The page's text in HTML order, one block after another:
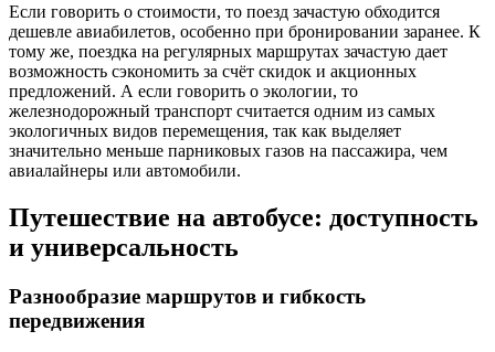
Если говорить о стоимости, то поезд зачастую обходится
дешевле авиабилетов, особенно при бронировании заранее. К
тому же, поездка на регулярных маршрутах зачастую дает
возможность сэкономить за счёт скидок и акционных
предложений. А если говорить о экологии, то
железнодорожный транспорт считается одним из самых
экологичных видов перемещения, так как выделяет
значительно меньше парниковых газов на пассажира, чем
авиалайнеры или автомобили.
Путешествие на автобусе: доступность
и универсальность
Разнообразие маршрутов и гибкость
передвижения